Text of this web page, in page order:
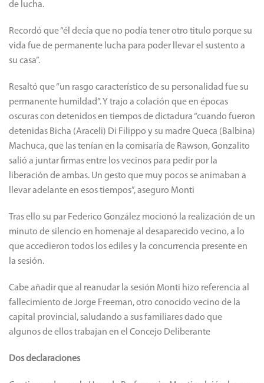
de lucha.
Recordó que “él decía que no podía tener otro titulo porque su
vida fue de permanente lucha para poder llevar el sustento a
su casa”.
Resaltó que “un rasgo característico de su personalidad fue su
permanente humildad”. Y trajo a colación que en épocas
oscuras con detenidos en tiempos de dictadura “cuando fueron
detenidas Bicha (Araceli) Di Filippo y su madre Queca (Balbina)
Machuca, que las tenían en la comisaría de Rawson, Gonzalito
salió a juntar firmas entre los vecinos para pedir por la
liberación de ambas. Un gesto que muy pocos se animaban a
llevar adelante en esos tiempos”, aseguro Monti
Tras ello su par Federico González mocionó la realización de un
minuto de silencio en homenaje al desaparecido vecino, a lo
que accedieron todos los ediles y la concurrencia presente en
la sesión.
Cabe añadir que al reanudar la sesión Monti hizo referencia al
fallecimiento de Jorge Freeman, otro conocido vecino de la
capital provincial, saludando a sus familiares dado que
algunos de ellos trabajan en el Concejo Deliberante
Dos declaraciones